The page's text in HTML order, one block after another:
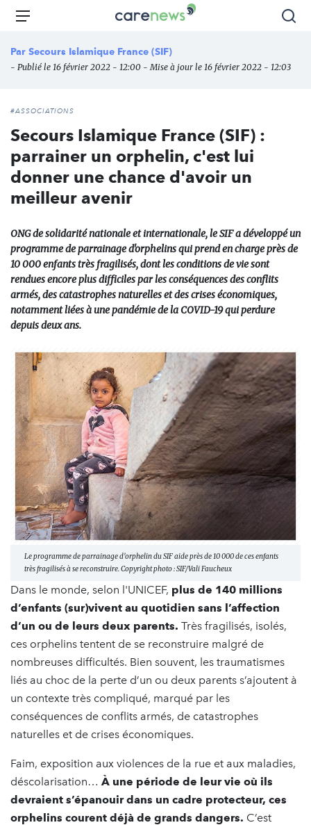
Aller
principal
Carenews,
média
des
Menu
Par Secours Islamique France (SIF)
- Publié le 16 février 2022 - 12:00 - Mise à jour le 16 février 2022 - 12:03
#ASSOCIATIONS
Secours Islamique France (SIF) :
parrainer un orphelin, c'est lui
donner une chance d'avoir un
meilleur avenir
ONG de solidarité nationale et internationale, le SIF a développé un
programme de parrainage d'orphelins qui prend en charge près de
10 000 enfants très fragilisés, dont les conditions de vie sont
rendues encore plus difficiles par les conséquences des conflits
armés, des catastrophes naturelles et des crises économiques,
notamment liées à une pandémie de la COVID-19 qui perdure
depuis deux ans.
Le programme de parrainage d'orphelin du SIF aide près de 10 000 de ces enfants
très fragilisés à se reconstruire. Copyright photo : SIF/Vali Faucheux
Dans le monde, selon l'UNICEF, plus de 140 millions
d’enfants (sur)vivent au quotidien sans l’affection
d’un ou de leurs deux parents. Très fragilisés, isolés,
ces orphelins tentent de se reconstruire malgré de
nombreuses difficultés. Bien souvent, les traumatismes
liés au choc de la perte d’un ou deux parents s’ajoutent à
un contexte très compliqué, marqué par les
conséquences de conflits armés, de catastrophes
naturelles et de crises économiques.
Faim, exposition aux violences de la rue et aux maladies,
déscolarisation… À une période de leur vie où ils
devraient s’épanouir dans un cadre protecteur, ces
orphelins courent déjà de grands dangers. C’est